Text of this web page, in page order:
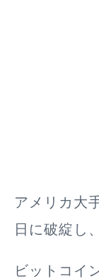
アメリカ大
日に破綻し
ビットコイ